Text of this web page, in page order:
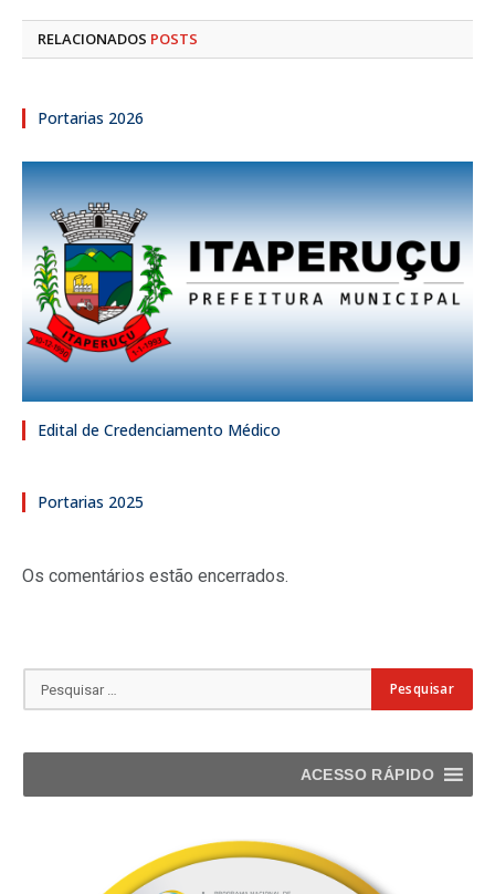
RELACIONADOS POSTS
Portarias 2026
Edital de Credenciamento Médico
Portarias 2025
Os comentários estão encerrados.
ACESSO RÁPIDO